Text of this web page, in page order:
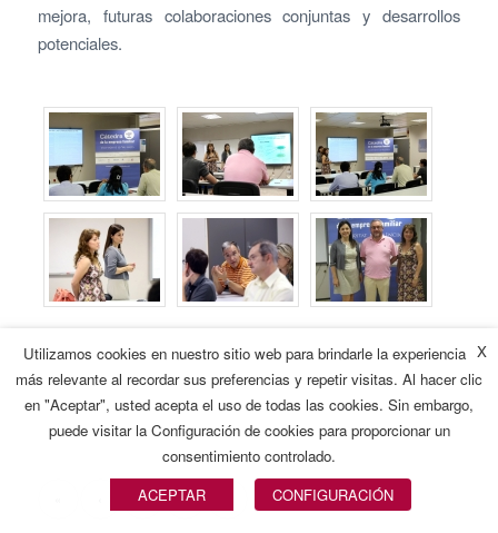
mejora, futuras colaboraciones conjuntas y desarrollos
potenciales.
Página 16 de 16
14 15
X
Utilizamos cookies en nuestro sitio web para brindarle la experiencia
más relevante al recordar sus preferencias y repetir visitas. Al hacer clic
en "Aceptar", usted acepta el uso de todas las cookies. Sin embargo,
puede visitar la Configuración de cookies para proporcionar un
consentimiento controlado.
ACEPTAR
CONFIGURACIÓN